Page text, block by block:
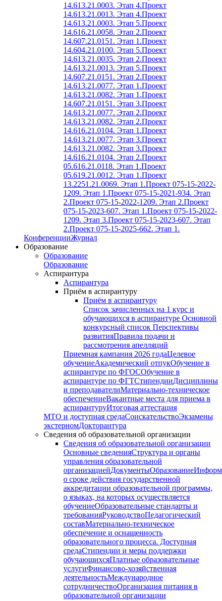
14.613.21.0003. Этап 4.Проект
14.613.21.0013. Этап 4.Проект
14.613.21.0003. Этап 5.Проект
14.616.21.0058. Этап 2.Проект
14.607.21.0151. Этап 1.Проект
14.604.21.0100. Этап 5.Проект
14.613.21.0035. Этап 2.Проект
14.613.21.0013. Этап 5.Проект
14.607.21.0151. Этап 2.Проект
14.613.21.0077. Этап 1.Проект
14.613.21.0082. Этап 1.Проект
14.607.21.0151. Этап 3.Проект
14.613.21.0077. Этап 2.Проект
14.613.21.0082. Этап 2.Проект
14.616.21.0104. Этап 1.Проект
14.613.21.0077. Этап 3.Проект
14.613.21.0082. Этап 3.Проект
14.616.21.0104. Этап 2.Проект
05.616.21.0118. Этап 1.Проект
05.619.21.0012. Этап 1.Проект
13.2251.21.0069. Этап 1.Проект 075-15-2022-
1209. Этап 1.Проект 075-15-2021-934. Этап
2.Проект 075-15-2022-1209. Этап 2.Проект
075-15-2023-607. Этап 1.Проект 075-15-2022-
1209. Этап 3.Проект 075-15-2023-607. Этап
2.Проект 075-15-2025-662. Этап 1.
КонференцииЖурнал
Образование
Образование
Образование
Аспирантура
Аспирантура
Приём в аспирантуру
Приём в аспирантуру
Список зачисленных на 1 курс и
обучающихся в аспирантуре Основной
конкурсный список Перспективы
развитияПравила подачи и
рассмотрения апелляций
Приемная кампания 2026 годаЦелевое
обучениеАкадемический отпукОбучение в
аспирантуре по ФГОСОбучение в
аспирантуре по ФГТСтипендииДисциплины
и преподавателиМатериально-техническое
обеспечениеВакантные места для приема в
аспирантуруИтоговая аттестация
МТО и доступная средаСоискательствоЭкзамены
экстерномДокторантура
Сведения об образовательной организации
Сведения об образовательной организации
Основные сведенияСтруктура и органы
управления образовательной
организациейДокументыОбразование
о сроке действия государственной
аккредитации образовательной программы,
о языках, на которых осуществляется
обучениеОбразовательные стандарты и
требованияРуководствоПедагогический
составМатериально-техническое
обеспечение и оснащенность
образовательного процесса. Доступная
средаСтипендии и меры поддержки
обучающихсяПлатные образовательные
услугиФинансово-хозяйственная
деятельностьМеждународное
сотрудничествоОрганизация питания в
образовательной организации